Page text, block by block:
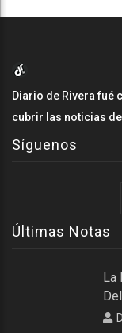
Diario de Rivera fué
cubrir las noticias
Síguenos
Últimas Notas
La